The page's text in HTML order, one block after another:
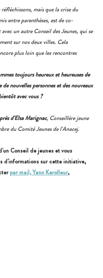
mais que la crise du
entre parenthèses, est de co-
un autre Conseil des Jeunes, qui se
sur nos deux villes. Cela
plus loin que les rencontres
toujours heureux et heureuses de
de nouvelles personnes et des nouveaux
avec vous ?
d'Elsa Marignac, Conseillère jeune
du Comité Jeunes de l'Anacej.
Conseil de jeunes et vous
d'informations sur cette initiative,
par mail, Yann Kerolleur,